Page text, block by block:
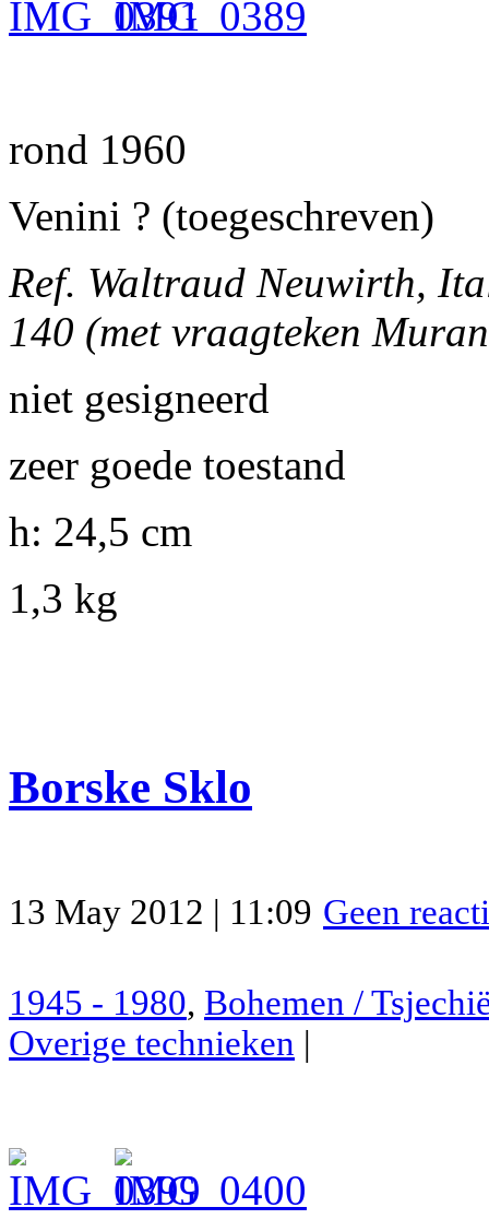
rond 1960
Venini ? (toegeschreven)
Ref. Waltraud Neuwirth,
140 (met vraagteken
niet gesigneerd
zeer goede toestand
h: 24,5 cm
1,3 kg
Borske Sklo
13 May 2012 | 11:09 Geen
1945 - 1980, Bohemen /
Overige technieken |